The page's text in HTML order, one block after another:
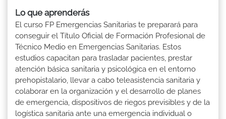
Lo que aprenderás
El curso FP Emergencias Sanitarias te preparará para
conseguir el Título Oficial de Formación Profesional de
Técnico Medio en Emergencias Sanitarias. Estos
estudios capacitan para trasladar pacientes, prestar
atención básica sanitaria y psicológica en el entorno
prehopistalario, llevar a cabo teleasistencia sanitaria y
colaborar en la organización y el desarrollo de planes
de emergencia, dispositivos de riegos previsibles y de la
logística sanitaria ante una emergencia individual o